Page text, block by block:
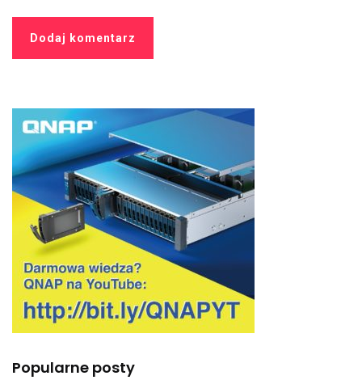
Popularne posty